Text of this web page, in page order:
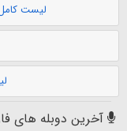
لیست
آخرین دوبله های